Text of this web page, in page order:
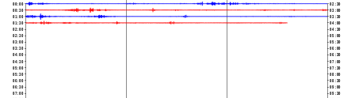
00:00
00:30
01:00
01:30
02:00
02:30
03:00
03:30
04:00
04:30
05:00
05:30
06:00
06:30
07:00
02:30
03:00
03:30
04:00
04:30
05:00
05:30
06:00
06:30
07:00
07:30
08:00
08:30
09:00
09:30